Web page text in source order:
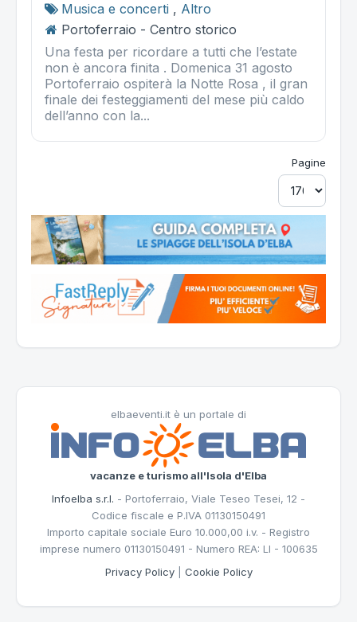
Musica e concerti , Altro
Portoferraio - Centro storico
Una festa per ricordare a tutti che l’estate
non è ancora finita . Domenica 31 agosto
Portoferraio ospiterà la Notte Rosa , il gran
finale dei festeggiamenti del mese più caldo
dell’anno con la...
Pagine
elbaeventi.it è un portale di
vacanze e turismo all'Isola d'Elba
Infoelba s.r.l. - Portoferraio, Viale Teseo Tesei, 12 -
Codice fiscale e P.IVA 01130150491
Importo capitale sociale Euro 10.000,00 i.v. - Registro
imprese numero 01130150491 - Numero REA: LI - 100635
Privacy Policy| Cookie Policy